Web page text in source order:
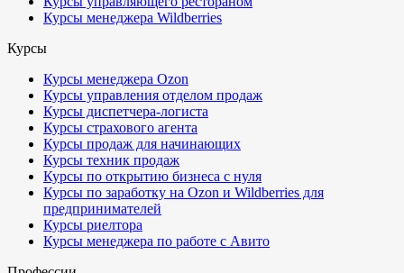
Курсы менеджера Wildberries
Курсы
Курсы менеджера Ozon
Курсы управления отделом продаж
Курсы диспетчера-логиста
Курсы страхового агента
Курсы продаж для начинающих
Курсы техник продаж
Курсы по открытию бизнеса с нуля
Курсы по заработку на Ozon и Wildberries для
предпринимателей
Курсы риелтора
Курсы менеджера по работе с Авито